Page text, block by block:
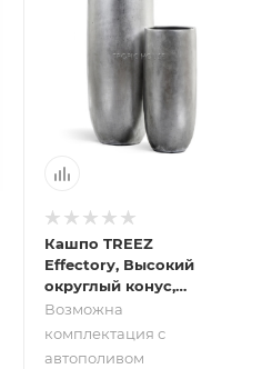
Кашпо TREEZ
Effectory, Высокий
округлый конус,
Серебро
Возможна
комплектация с
автополивом